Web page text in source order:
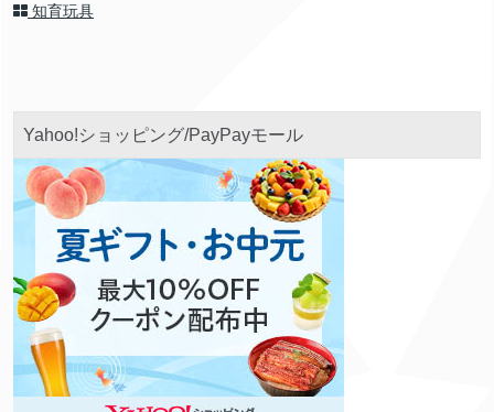
知育玩具
Yahoo!ショッピング/PayPayモール